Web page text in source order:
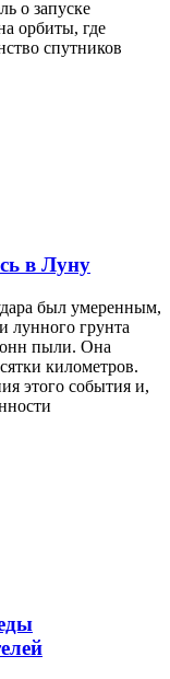
о запуске
орбиты, где
спутников
в Луну
был умеренным,
лунного грунта
пыли. Она
километров.
этого события и,